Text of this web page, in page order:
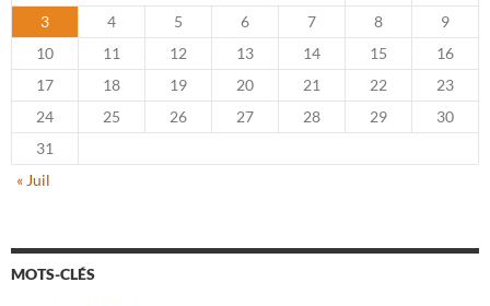
3
4 5 6 7 8
9
10
11 12 13 14 15
16
17
18 19 20 21 22
23
24
25 26 27 28 29
30
31
« Juil
MOTS-CLÉS